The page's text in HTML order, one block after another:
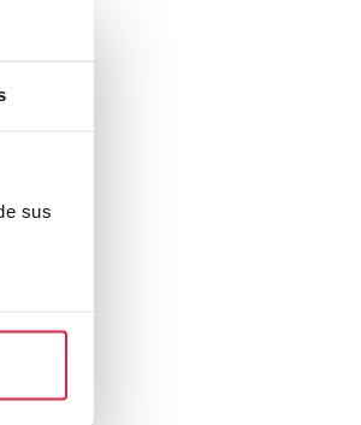
sus